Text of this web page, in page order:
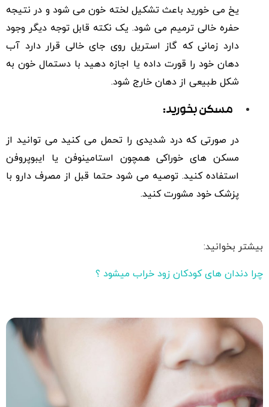
یخ می خورید باعث تشکیل لخته خون می شود و در نتیجه
حفره خالی ترمیم می شود. یک نکته قابل توجه دیگر وجود
دارد زمانی که گاز استریل روی جای خالی قرار دارد آب
دهان خود را قورت داده یا اجازه دهید با دستمال خون به
شکل طبیعی از دهان خارج شود.
مسکن‌بخورید:
در صورتی که درد شدیدی را تحمل می کنید می توانید از
مسکن های خوراکی همچون استامینوفن یا ایبوپروفن
استفاده کنید. توصیه می شود حتما قبل از مصرف دارو با
پزشک خود مشورت کنید.
بیشتر بخوانید:
چرا دندان های کودکان زود خراب میشود ؟